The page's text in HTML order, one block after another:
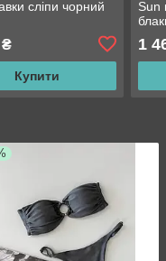
сліпи чорний
Купити
Sun
1